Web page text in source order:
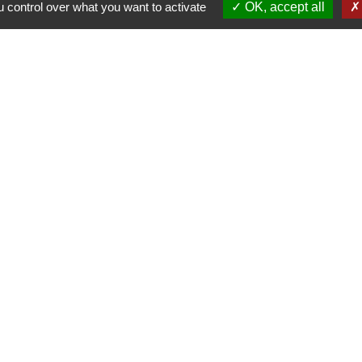
over what you want to activate OK, accept all